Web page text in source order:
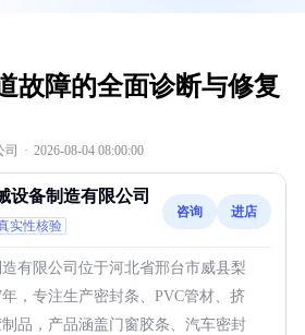
故障的全面诊断与修复
司 · 2026-08-04 08:00:00
设备制造有限公司
实性核验
咨询 进店
有限公司位于河北省邢台市威县梨
，专注生产密封条、PVC管材、挤
品，产品涵盖门窗胶条、汽车密封